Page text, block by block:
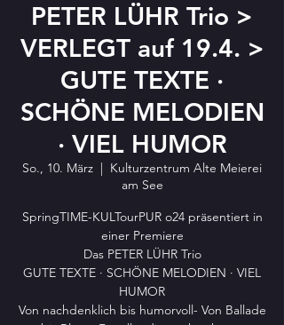
PETER LÜHR Trio >
VERLEGT auf 19.4. >
GUTE TEXTE ·
SCHÖNE MELODIEN
· VIEL HUMOR
So., 10. März
  |
Kulturzentrum Alte Meierei
am See
SpringTIME-KULTourPUR o24 präsentiert in
einer Premiere
Das PETER LÜHR Trio
GUTE TEXTE · SCHÖNE MELODIEN · VIEL
HUMOR
Von nachdenklich bis humorvoll- Von Ballade